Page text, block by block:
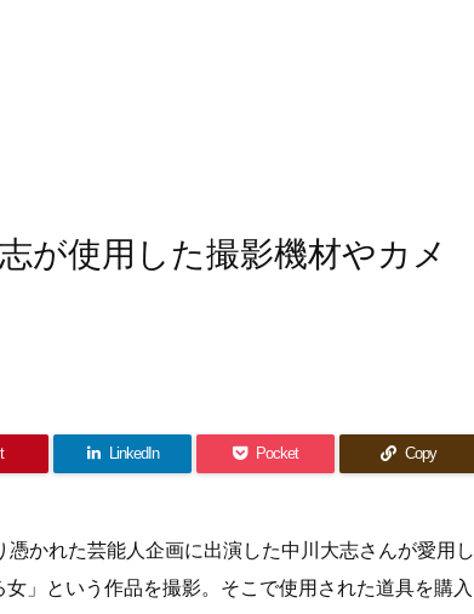
が使用した撮影機材やカメ
LinkedIn Pocket Copy
憑かれた芸能人企画に出演した中川大志さんが愛用し
」という作品を撮影。そこで使用された道具を購入